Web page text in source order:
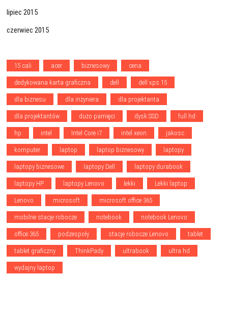
lipiec 2015
czerwiec 2015
15 cali acer biznesowy cena
dedykowana karta graficzna dell dell xps 15
dla biznesu dla inżyniera dla projektanta
dla projektantów dużo pamięci dysk SSD full hd
hp intel Intel Core i7 intel xeon jakosc
komputer laptop laptop biznesowy laptopy
laptopy biznesowe laptopy Dell laptopy durabook
laptopy HP laptopy Lenovo lekki Lekki laptop
Lenovo microsoft microsoft office 365
mobilne stacje robocze notebook notebook Lenovo
office 365 podzespoły stacje robocze Lenovo tablet
tablet graficzny ThinkPady ultrabook ultra hd
wydajny laptop